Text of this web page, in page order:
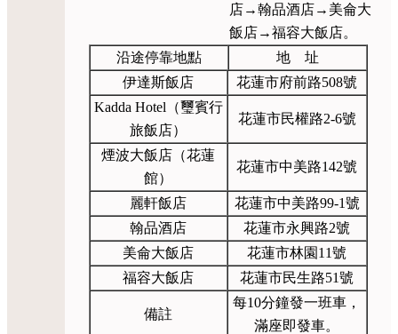
店→翰品酒店→美侖大
飯店→福容大飯店。
沿途停靠地點
地 址
伊達斯飯店
花蓮市府前路508號
Kadda Hotel（璽賓行
旅飯店）
花蓮市民權路2-6號
煙波大飯店（花蓮
館）
花蓮市中美路142號
麗軒飯店
花蓮市中美路99-1號
翰品酒店
花蓮市永興路2號
美侖大飯店
花蓮市林園11號
福容大飯店
花蓮市民生路51號
備註
每10分鐘發一班車，
滿座即發車。